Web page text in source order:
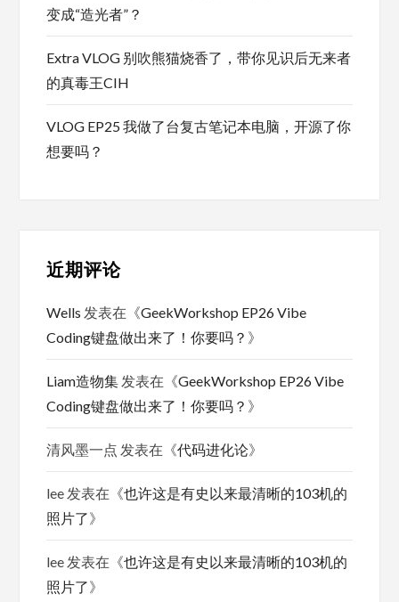
变成“造光者”？
Extra VLOG 别吹熊猫烧香了，带你见识后无来者
的真毒王CIH
VLOG EP25 我做了台复古笔记本电脑，开源了你
想要吗？
近期评论
Wells 发表在《GeekWorkshop EP26 Vibe
Coding键盘做出来了！你要吗？ 》
Liam造物集 发表在《GeekWorkshop EP26 Vibe
Coding键盘做出来了！你要吗？ 》
清风墨一点 发表在《代码进化论》
lee 发表在《也许这是有史以来最清晰的103机的
照片了》
lee 发表在《也许这是有史以来最清晰的103机的
照片了》